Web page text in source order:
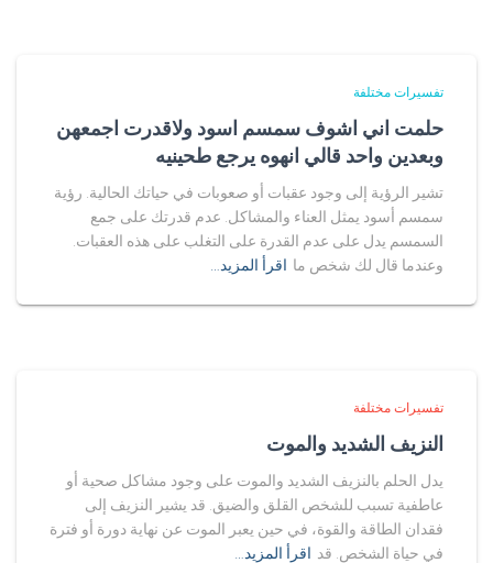
تفسيرات مختلفة
حلمت اني اشوف سمسم اسود ولاقدرت اجمعهن
وبعدين واحد قالي انهوه يرجع طحينيه
تشير الرؤية إلى وجود عقبات أو صعوبات في حياتك الحالية. رؤية
سمسم أسود يمثل العناء والمشاكل. عدم قدرتك على جمع
السمسم يدل على عدم القدرة على التغلب على هذه العقبات.
وعندما قال لك شخص ما اقرأ المزيد…
تفسيرات مختلفة
النزيف الشديد والموت
يدل الحلم بالنزيف الشديد والموت على وجود مشاكل صحية أو
عاطفية تسبب للشخص القلق والضيق. قد يشير النزيف إلى
فقدان الطاقة والقوة، في حين يعبر الموت عن نهاية دورة أو فترة
في حياة الشخص. قد اقرأ المزيد…